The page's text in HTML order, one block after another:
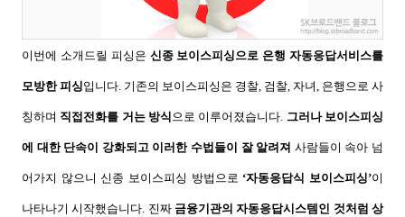
이번에 소개드릴 피싱은 신종 보이스피싱으로 은행 자동응답서비스를
모방한 피싱입니다. 기존의 보이스피싱은 경찰, 검찰, 자녀, 은행으로 사
칭하며 직접전화를 거는 방식으로 이루어졌습니다. 그러나 보이스피싱
에 대한 단속이 강화되고 이러한 수법들이 잘 알려져 사람들이 속아 넘
어가지 않으니 신종 보이스피싱 방법으로 ‘자동응답식 보이스피싱’이
나타나기 시작했습니다. 진짜 금융기관의 자동응답시스템인 것처럼 상